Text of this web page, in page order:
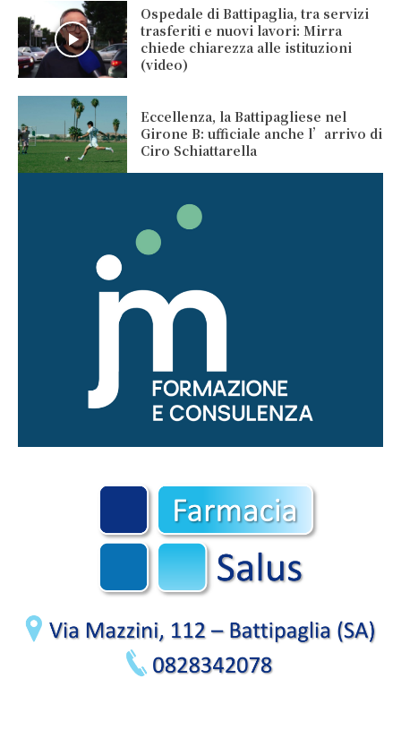
Ospedale di Battipaglia, tra servizi
trasferiti e nuovi lavori: Mirra
chiede chiarezza alle istituzioni
(video)
Eccellenza, la Battipagliese nel
Girone B: ufficiale anche l’arrivo di
Ciro Schiattarella